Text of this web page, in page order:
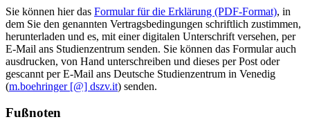
Sie können hier das Formular für die Erklärung (PDF-Format), in
dem Sie den genannten Vertragsbedingungen schriftlich zustimmen,
herunterladen und es, mit einer digitalen Unterschrift versehen, per
E-Mail ans Studienzentrum senden. Sie können das Formular auch
ausdrucken, von Hand unterschreiben und dieses per Post oder
gescannt per E-Mail ans Deutsche Studienzentrum in Venedig
(m.boehringer [@] dszv.it) senden.
Fußnoten